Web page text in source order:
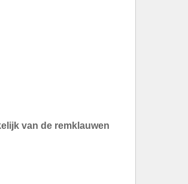
van de remklauwen